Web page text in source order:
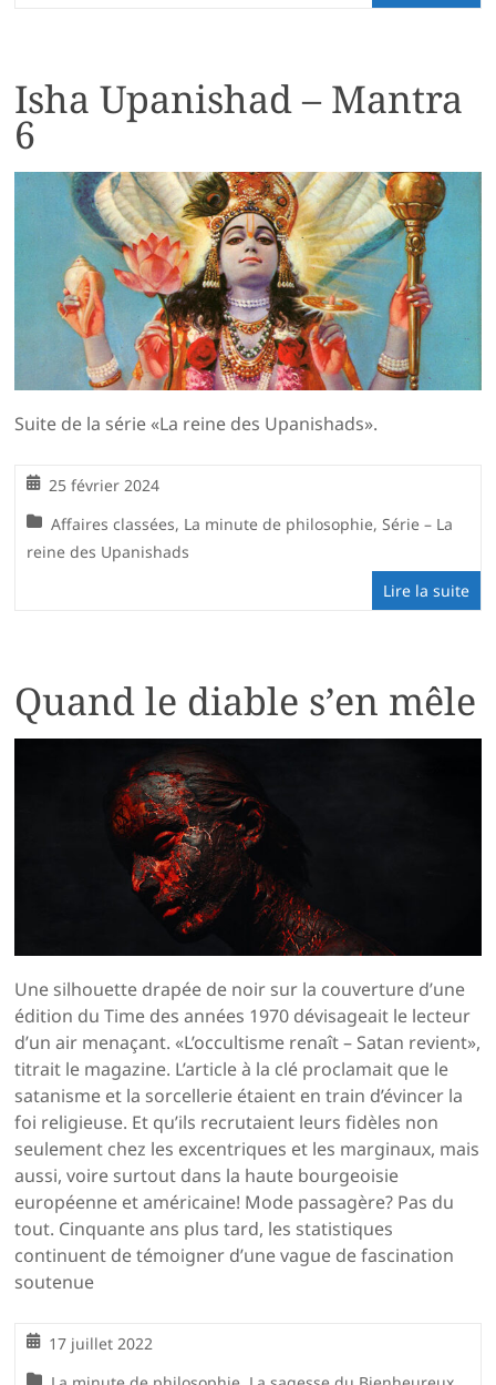
Isha Upanishad – Mantra
6
Suite de la série «La reine des Upanishads».
25 février 2024
Affaires classées, La minute de philosophie, Série – La
reine des Upanishads
Lire la suite
Quand le diable s’en mêle
Une silhouette drapée de noir sur la couverture d’une
édition du Time des années 1970 dévisageait le lecteur
d’un air menaçant. «L’occultisme renaît – Satan revient»,
titrait le magazine. L’article à la clé proclamait que le
satanisme et la sorcellerie étaient en train d’évincer la
foi religieuse. Et qu’ils recrutaient leurs fidèles non
seulement chez les excentriques et les marginaux, mais
aussi, voire surtout dans la haute bourgeoisie
européenne et américaine! Mode passagère? Pas du
tout. Cinquante ans plus tard, les statistiques
continuent de témoigner d’une vague de fascination
soutenue
17 juillet 2022